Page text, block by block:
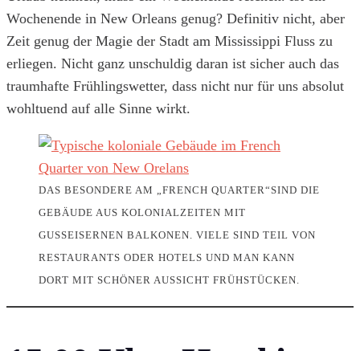
Wochenende in New Orleans genug? Definitiv nicht, aber
Zeit genug der Magie der Stadt am Mississippi Fluss zu
erliegen. Nicht ganz unschuldig daran ist sicher auch das
traumhafte Frühlingswetter, dass nicht nur für uns absolut
wohltuend auf alle Sinne wirkt.
DAS BESONDERE AM „FRENCH QUARTER“SIND DIE
GEBÄUDE AUS KOLONIALZEITEN MIT
GUSSEISERNEN BALKONEN. VIELE SIND TEIL VON
RESTAURANTS ODER HOTELS UND MAN KANN
DORT MIT SCHÖNER AUSSICHT FRÜHSTÜCKEN.